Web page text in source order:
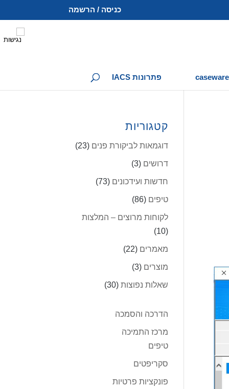
כניסה / הרשמה
פתרונות IACS
קטגוריות
דוגמאות לביקורת פנים (23)
דרושים (3)
חדשות ועידכונים (73)
טיפים (86)
לקוחות מרוצים – המלצות
(10)
מאמרים (22)
מוצרים (3)
שאלות נפוצות (30)
הדרכה והסמכה
מרכז התמיכה
טיפים
סקריפטים
פונקציות פרטיות